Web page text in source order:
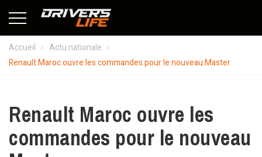
Accueil
Actu nationale
Renault Maroc ouvre les commandes pour le nouveau Master
Renault Maroc ouvre les
commandes pour le nouveau